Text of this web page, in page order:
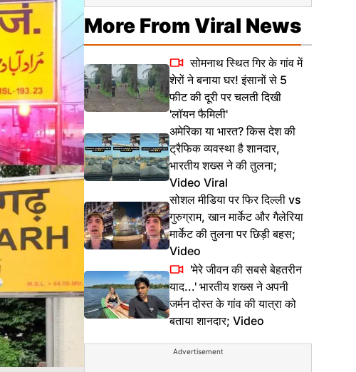
More From Viral News
सोमनाथ स्थित गिर के गांव में
शेरों ने बनाया घर! इंसानों से 5
फीट की दूरी पर चलती दिखी
'लॉयन फैमिली'
अमेरिका या भारत? किस देश की
ट्रैफिक व्यवस्था है शानदार,
भारतीय शख्स ने की तुलना;
Video Viral
सोशल मीडिया पर फिर दिल्ली vs
गुरुग्राम, खान मार्केट और गैलेरिया
मार्केट की तुलना पर छिड़ी बहस;
Video
'मेरे जीवन की सबसे बेहतरीन
याद...' भारतीय शख्स ने अपनी
जर्मन दोस्त के गांव की यात्रा को
बताया शानदार; Video
Advertisement